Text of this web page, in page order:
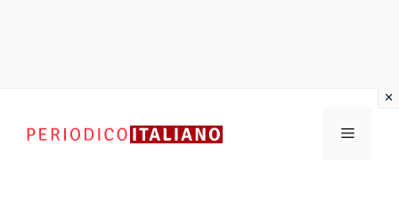
contenuto
Menu